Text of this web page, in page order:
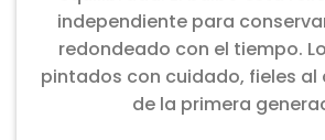
independiente para
redondeado con el tiempo.
pintados con cuidado, fieles al
de la primera